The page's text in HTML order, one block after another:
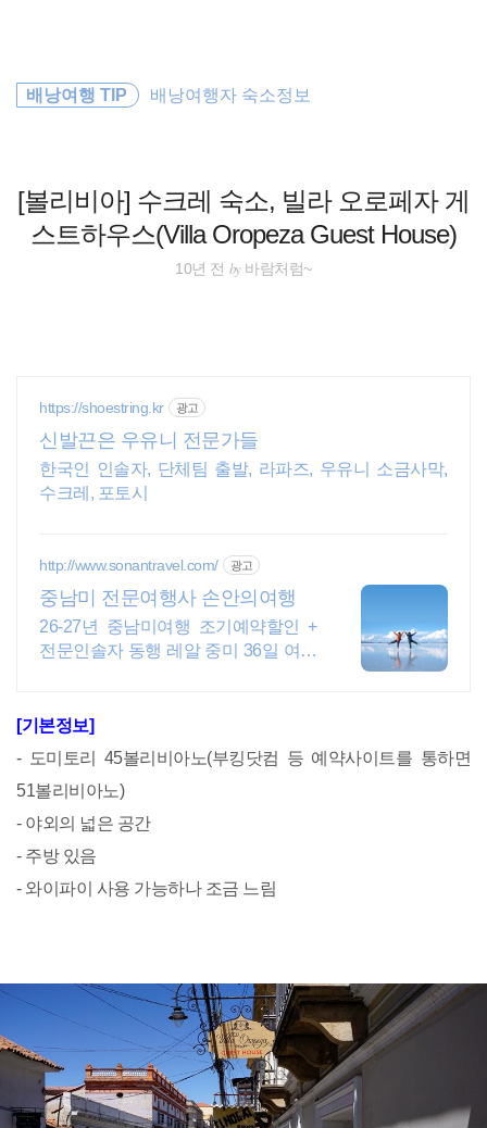
로
[볼리비아] 수크레 숙소, 빌라 오로페자 게
스트하우스(Villa Oropeza Guest House)
배낭여행 TIP 배낭여행자 숙소정보
10년 전 by바람처럼~
https://shoestring.kr 광고
신발끈은 우유니 전문가들
한국인 인솔자, 단체팀 출발, 라파즈, 우유니 소금사막,
수크레, 포토시
http://www.sonantravel.com/ 광고
중남미 전문여행사 손안의여행
26-27년 중남미여행 조기예약할인 +
전문인솔자 동행 레알 중미 36일 여행
[기본정보]
- 도미토리 45볼리비아노(부킹닷컴 등 예약사이트를 통하면
51볼리비아노)
- 야외의 넓은 공간
- 주방 있음
- 와이파이 사용 가능하나 조금 느림
배낭여행
해외여행
오스트레일리아
호주
동남아 배낭여행